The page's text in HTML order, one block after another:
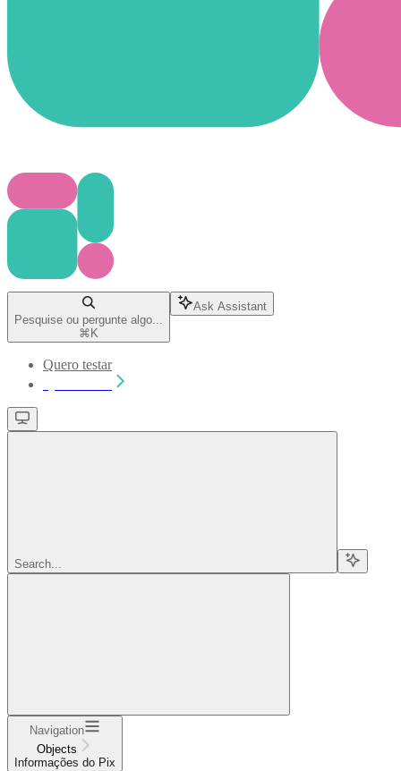
Pesquise ou pergunte algo...
⌘ K
Ask Assistant
Quero testar
Search...
Navigation
Objects
Informações do Pix